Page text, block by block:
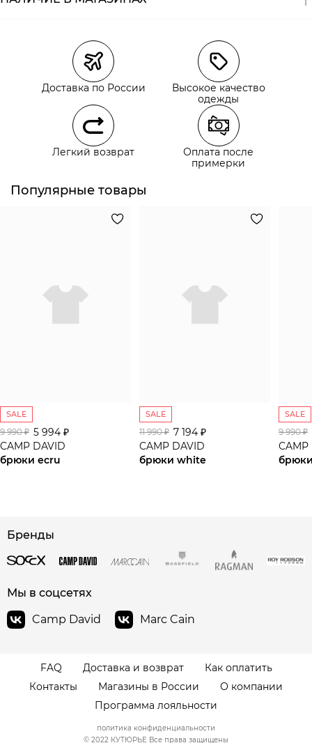
Курьерская доставка СДЭК
Самовывоз из пункта выдачи СДЭК
Самовывоз из наших магазинов
Курьерская доставка СДЭК
Самовывоз из пункта выдачи СДЭК
Доставка по России
Высокое качество
одежды
Легкий возврат
Оплата после
примерки
Популярные товары
SALE
9 990 ₽ 5 994 ₽
CAMP DAVID
брюки ecru
SALE
11 990 ₽ 7 194 ₽
CAMP DAVID
брюки white
SALE
9 990 ₽
CAMP
Бренды
Мы в соцсетях
Camp David
Marc Cain
FAQ Доставка и возврат
Как оплатить
Контакты
Магазины в России
О компании
Программа лояльности
© 2022 КУТЮРЬЕ Все права защищены
политика конфиденциальности